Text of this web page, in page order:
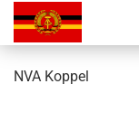
NVA Koppel